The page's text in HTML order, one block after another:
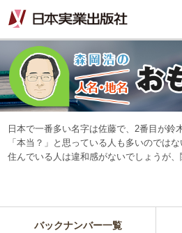
日本で一番多い名字は佐藤で、2番目が鈴
「本当？」と思っている人も多いのでは
住んでいる人は違和感がないでしょうが
交通が便利になって、東京からだと、離
思っています。
バックナンバー一覧